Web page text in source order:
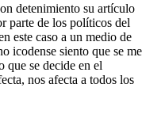
detenimiento su artículo
parte de los políticos del
este caso a un medio de
icodense siento que se me
que se decide en el
nos afecta a todos los